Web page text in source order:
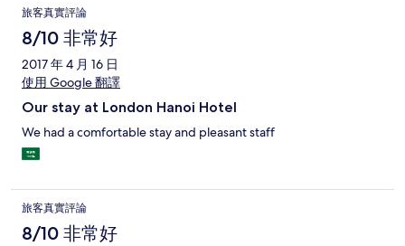
旅客真實評論
8/10 非常好
2017 年 4 月 16 日
使用 Google 翻譯
Our stay at London Hanoi Hotel
We had a comfortable stay and pleasant staff
旅客真實評論
8/10 非常好